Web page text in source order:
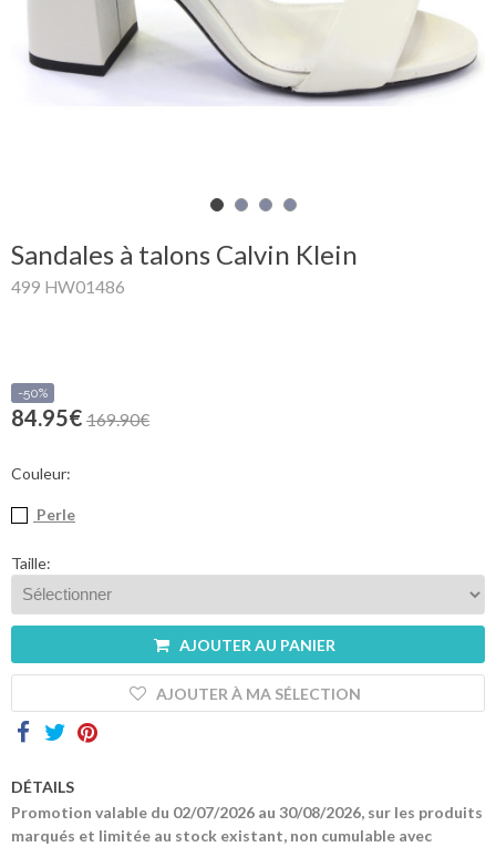
Glispe
Femme
Sandales à talons Calvin Klein
499 HW01486
-50%
84.95€ 169.90€
Couleur:
Perle
Taille:
AJOUTER AU PANIER
AJOUTER À MA SÉLECTION
DÉTAILS
Promotion valable du 02/07/2026 au 30/08/2026, sur les produits
marqués et limitée au stock existant, non cumulable avec